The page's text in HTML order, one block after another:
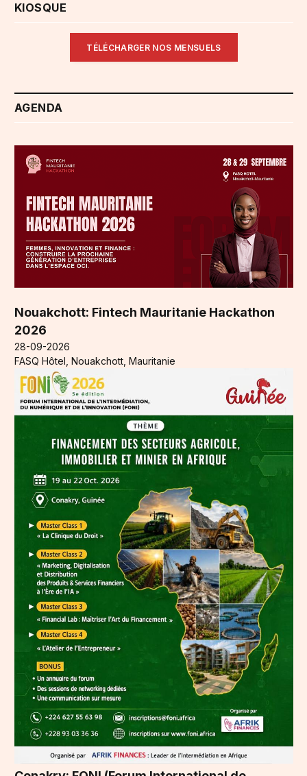
KIOSQUE
TÉLÉCHARGER NOS MENSUELS
AGENDA
Nouakchott: Fintech Mauritanie Hackathon
2026
28-09-2026
FASQ Hôtel, Nouakchott, Mauritanie